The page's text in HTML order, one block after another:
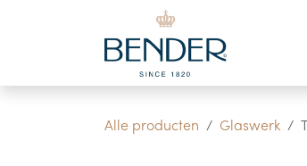
Overslaan naar inhoud
Alle producten Glaswerk